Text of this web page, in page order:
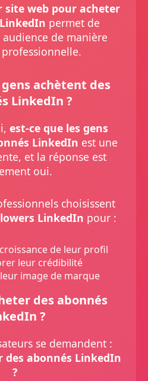
site web pour acheter
permet de
de manière
gens achètent des
LinkedIn ?
est-ce que les gens
LinkedIn est une
et la réponse est
oui.
choisissent
LinkedIn pour :
de leur profil
leur crédibilité
image de marque
des abonnés
?
se demandent :
des abonnés LinkedIn
?